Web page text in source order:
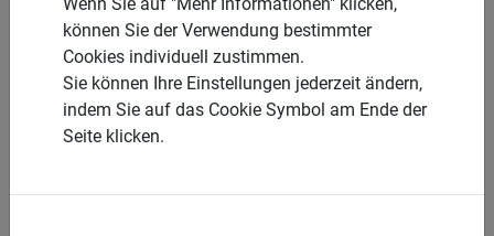
PRODUKTE
JUTE WINTERSCHUTZ
VLIESMATTE
können Sie der Verwendung bestimmter
Cookies individuell zustimmen.
Sie können Ihre Einstellungen jederzeit ändern,
indem Sie auf das Cookie Symbol am Ende der
Seite klicken.